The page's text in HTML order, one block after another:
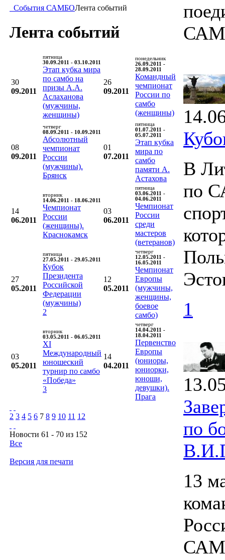
События САМБОЛента событий
Лента событий
30
09.2011
пятница
30.09.2011 - 03.10.2011
Этап кубка мира
по самбо на
призы А.А.
Аслаханова
(мужчины,
женщины)
26
09.2011
понедельник
26.09.2011 -
28.09.2011
Командный
чемпионат
России по
самбо
(женщины)
08
09.2011
четверг
08.09.2011 - 10.09.2011
Абсолютный
чемпионат
России
(мужчины).
Брянск
01
07.2011
пятница
01.07.2011 -
05.07.2011
Этап кубка
мира по
самбо
памяти А.
Астахова
14
06.2011
вторник
14.06.2011 - 18.06.2011
Чемпионат
России
(женщины).
Краснокамск
03
06.2011
пятница
03.06.2011 -
04.06.2011
Чемпионат
России
среди
мастеров
(ветеранов)
27
05.2011
пятница
27.05.2011 - 29.05.2011
Кубок
Президента
Российской
Федерации
(мужчины)
2
12
05.2011
четверг
12.05.2011 -
16.05.2011
Чемпионат
Европы
(мужчины,
женщины,
боевое
самбо)
03
05.2011
вторник
03.05.2011 - 06.05.2011
XI
Международный
юношеский
турнир по самбо
«Победа»
3
14
04.2011
четверг
14.04.2011 -
18.04.2011
Первенство
Европы
(юниоры,
юниорки,
юноши,
девушки).
Прага
2 3 4 5 6 7 8 9 10 11 12
Новости 61 - 70 из 152
Все
Версия для печати
В
по
1
по
13